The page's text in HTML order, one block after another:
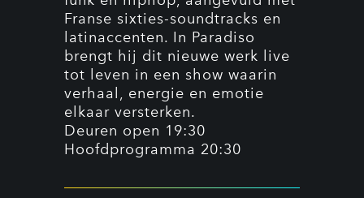
Franse sixties-soundtracks en
latinaccenten. In Paradiso
brengt hij dit nieuwe werk live
tot leven in een show waarin
verhaal, energie en emotie
elkaar versterken.
Deuren open 19:30
Hoofdprogramma 20:30